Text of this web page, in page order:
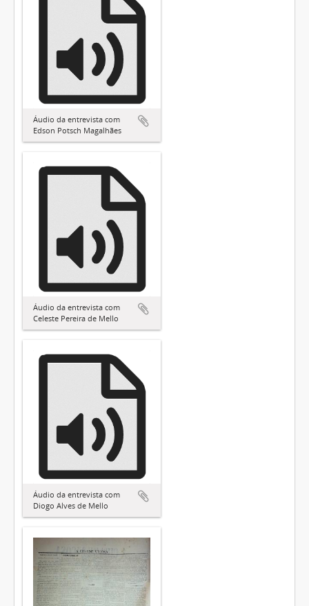
Áudio da entrevista com
Edson Potsch Magalhães
Áudio da entrevista com
Celeste Pereira de Mello
Áudio da entrevista com
Diogo Alves de Mello